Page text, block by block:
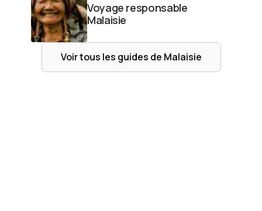
Voyage responsable
Malaisie
Voir tous les guides de Malaisie